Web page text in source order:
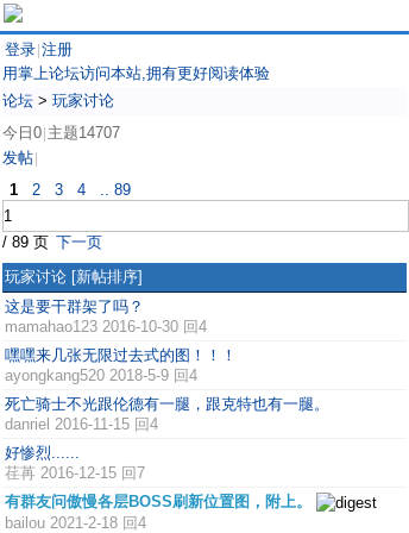
登录 注册
用掌上论坛访问本站,拥有更好阅读体验
论坛 > 玩家讨论
今日0 主题14707
发帖
1 2 3 4 .. 89
/ 89 页 下一页
玩家讨论 [新帖排序]
这是要干群架了吗？
mamahao123 2016-10-30 回4
嘿嘿来几张无限过去式的图！！！
ayongkang520 2018-5-9 回4
死亡骑士不光跟伦德有一腿，跟克特也有一腿。
danriel 2016-11-15 回4
好惨烈......
荏苒 2016-12-15 回7
有群友问傲慢各层BOSS刷新位置图，附上。
bailou 2021-2-18 回4